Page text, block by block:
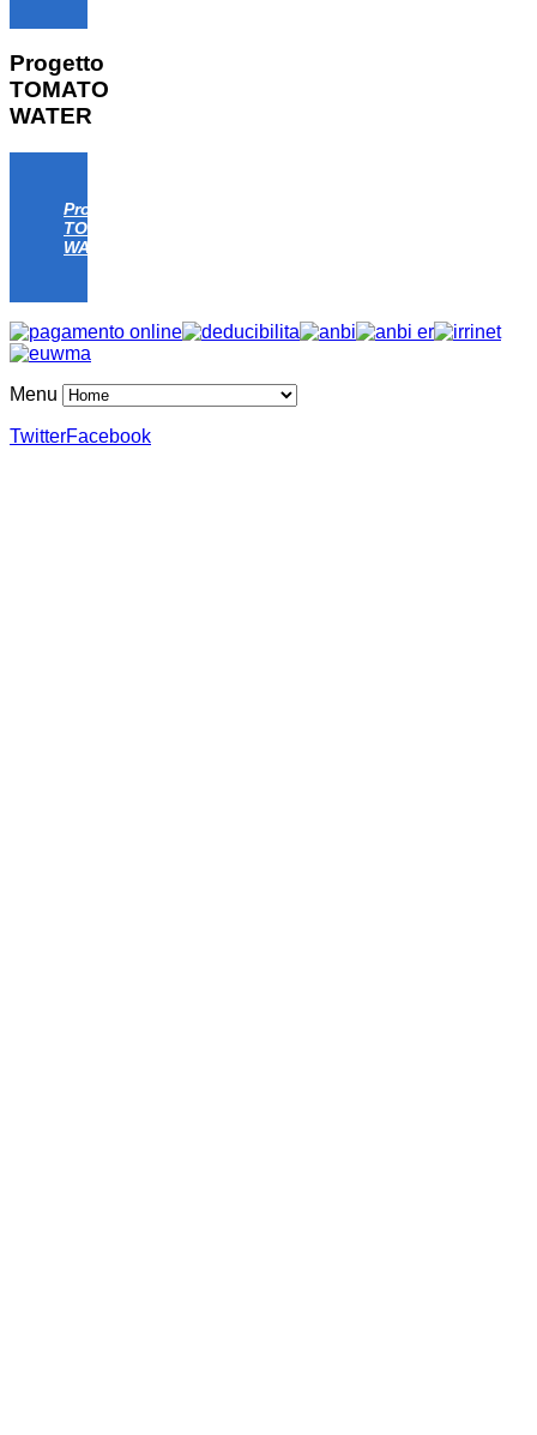
Progetto
TOMATO
WATER
Progetto
TOMATO
WATER
Menu
TwitterFacebook